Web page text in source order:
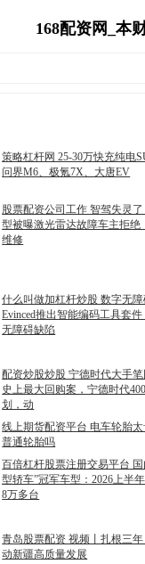
168配资网_本
策略杠杆网 25-30万快充纯电
问界M6、极氪7X、大唐EV
股票配资公司工作 智驾失灵
型被曝激光雷达故障车主拒绝
维修
什么叫做加杠杆炒股 数字无
Evinced推出智能编码工具套
无障碍缺陷
配资炒股炒股 宁德时代大手
史上最大回购案，宁德时代
划，动
线上期货配资平台 电车轮胎
普通轮胎吗
百倍杠杆股票注册交易平台
型轿车”冠军车型：2026上半
8万多台
青岛股票配资 视频丨扎根三
动新疆高质量发展